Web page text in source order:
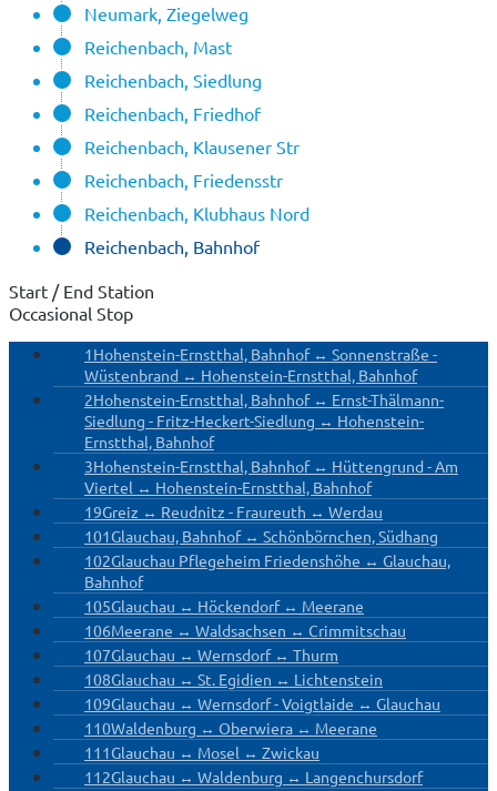
Neumark, Ziegelweg
Reichenbach, Mast
Reichenbach, Siedlung
Reichenbach, Friedhof
Reichenbach, Klausener Str
Reichenbach, Friedensstr
Reichenbach, Klubhaus Nord
Reichenbach, Bahnhof
Start / End Station
Occasional Stop
1Hohenstein-Ernstthal, Bahnhof ↔ Sonnenstraße -
Wüstenbrand ↔ Hohenstein-Ernstthal, Bahnhof
2Hohenstein-Ernstthal, Bahnhof ↔ Ernst-Thälmann-
Siedlung - Fritz-Heckert-Siedlung ↔ Hohenstein-
Ernstthal, Bahnhof
3Hohenstein-Ernstthal, Bahnhof ↔ Hüttengrund - Am
Viertel ↔ Hohenstein-Ernstthal, Bahnhof
19Greiz ↔ Reudnitz - Fraureuth ↔ Werdau
101Glauchau, Bahnhof ↔ Schönbörnchen, Südhang
102Glauchau Pflegeheim Friedenshöhe ↔ Glauchau,
Bahnhof
105Glauchau ↔ Höckendorf ↔ Meerane
106Meerane ↔ Waldsachsen ↔ Crimmitschau
107Glauchau ↔ Wernsdorf ↔ Thurm
108Glauchau ↔ St. Egidien ↔ Lichtenstein
109Glauchau ↔ Wernsdorf - Voigtlaide ↔ Glauchau
110Waldenburg ↔ Oberwiera ↔ Meerane
111Glauchau ↔ Mosel ↔ Zwickau
112Glauchau ↔ Waldenburg ↔ Langenchursdorf